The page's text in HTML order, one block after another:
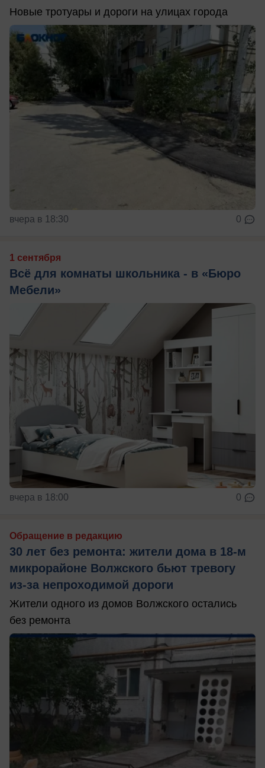
Новые тротуары и дороги на улицах города
вчера в 18:30 0
1 сентября
Всё для комнаты школьника - в «Бюро
Мебели»
вчера в 18:00 0
Обращение в редакцию
30 лет без ремонта: жители дома в 18‑м
микрорайоне Волжского бьют тревогу
из‑за непроходимой дороги
Жители одного из домов Волжского остались
без ремонта